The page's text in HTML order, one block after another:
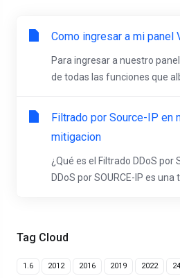
Tag Cloud
1.6 2012 2016 2019 2022
Como ingresar a mi panel
Para ingresar a nuestro
de todas las funciones que
Filtrado por Source-IP en
mitigacion
¿Qué es el Filtrado DDoS por
DDoS por SOURCE-IP es una